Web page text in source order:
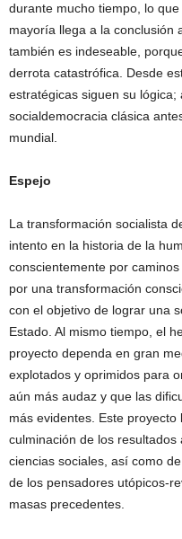
durante mucho tiempo, lo
mayoría llega a la conclusión
también es indeseable,
derrota catastrófica. Desde
estratégicas siguen su
socialdemocracia clásica
mundial.
Espejo
La transformación socialista
intento en la historia de la
conscientemente por
por una transformación
con el objetivo de lograr una
Estado. Al mismo tiempo, el
proyecto dependa en gran
explotados y oprimidos para
aún más audaz y que las
más evidentes. Este
culminación de los
ciencias sociales, así como
de los pensadores utópicos-
masas precedentes.